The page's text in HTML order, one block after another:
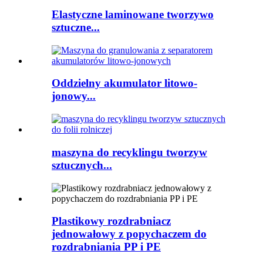
Elastyczne laminowane tworzywo
sztuczne...
Oddzielny akumulator litowo-
jonowy...
maszyna do recyklingu tworzyw
sztucznych...
Plastikowy rozdrabniacz
jednowałowy z popychaczem do
rozdrabniania PP i PE